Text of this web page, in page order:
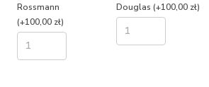
Rossmann
(+100,00 zł)
Douglas (+100,00 zł)